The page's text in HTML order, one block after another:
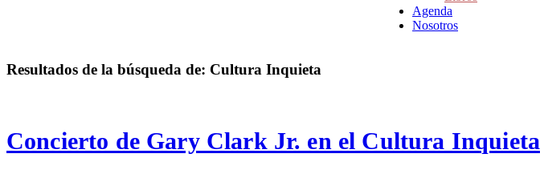
Agenda
Nosotros
Resultados de la búsqueda de: Cultura Inquieta
Concierto de Gary Clark Jr. en el Cultura Inquieta